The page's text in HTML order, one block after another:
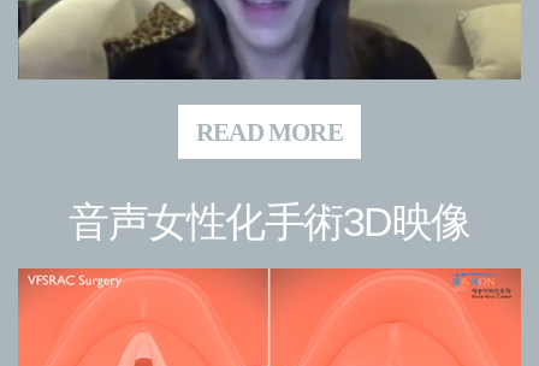
READ MORE
音声女性化手術3D映像